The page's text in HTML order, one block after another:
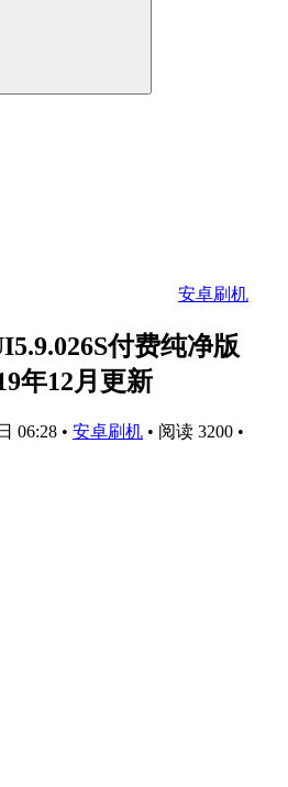
安卓刷机
付费纯净版
年12月更新
06:28 • 安卓刷机 • 阅读 3200 •